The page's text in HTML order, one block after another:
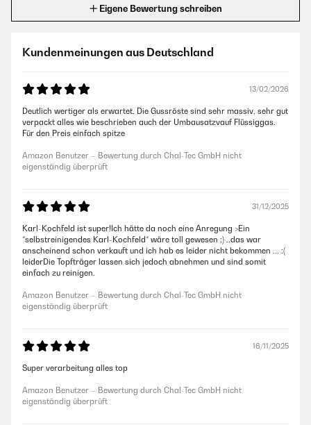
Eigene Bewertung schreiben
Kundenmeinungen aus Deutschland
13/02/2026
Deutlich wertiger als erwartet. Die Gussröste sind sehr massiv, sehr gut
verpackt alles wie beschrieben auch der Umbausatzvauf Flüssiggas.
Für den Preis einfach spitze
Amazon Benutzer – Bewertung durch Chal-Tec GmbH nicht
eigenständig überprüft
31/12/2025
Karl-Kochfeld ist super!Ich hätte da noch eine Anregung >Ein
*selbstreinigendes Karl-Kochfeld* wäre toll gewesen ;) ..das war
anscheinend schon verkauft und ich hab es leider nicht bekommen ... :(
leiderDie Topfträger lassen sich jedoch abnehmen und sind somit
einfach zu reinigen.
Amazon Benutzer – Bewertung durch Chal-Tec GmbH nicht
eigenständig überprüft
16/11/2025
Super verarbeitung alles top
Amazon Benutzer – Bewertung durch Chal-Tec GmbH nicht
eigenständig überprüft